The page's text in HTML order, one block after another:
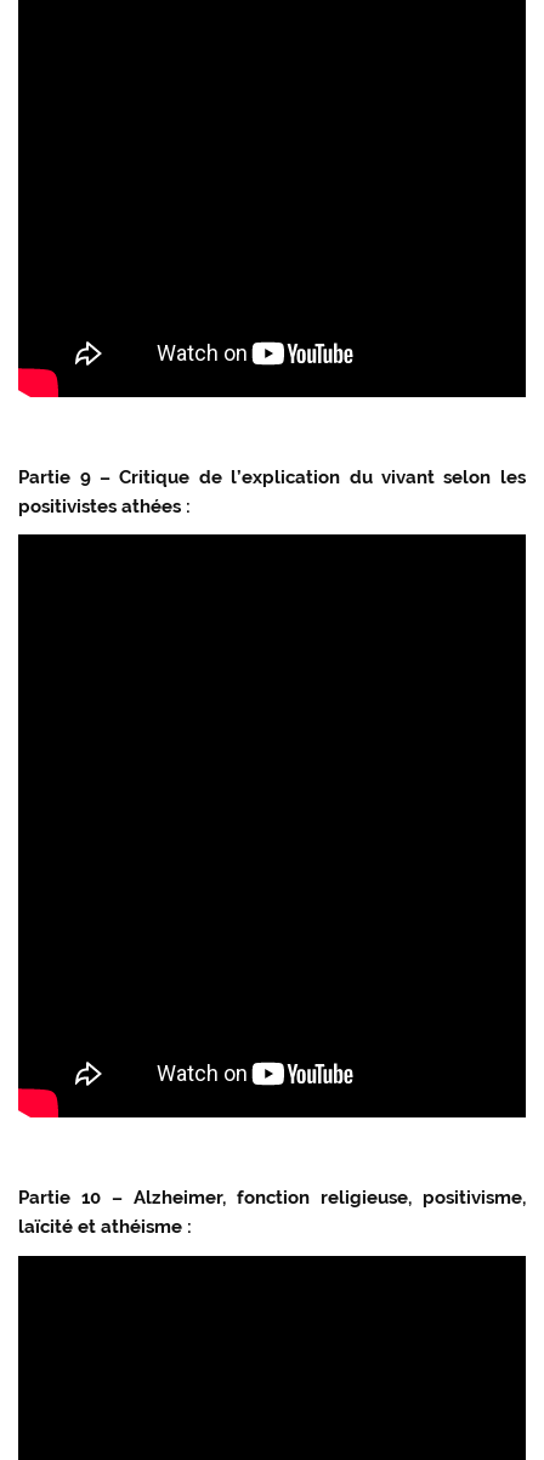
Partie 9 – Critique de l’explication du vivant selon les
positivistes athées :
Partie 10 – Alzheimer, fonction religieuse, positivisme,
laïcité et athéisme :